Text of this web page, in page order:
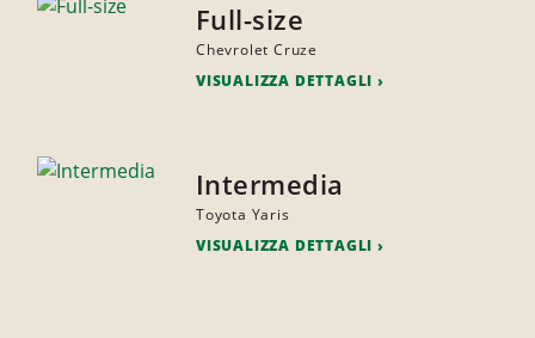
Full-size
Chevrolet Cruze
VISUALIZZA DETTAGLI
Intermedia
Toyota Yaris
VISUALIZZA DETTAGLI